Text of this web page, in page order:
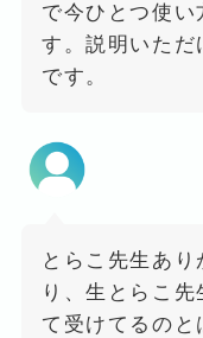
で今ひとつ使い
す。説明いただ
です。
とらこ先生あ
り、生とらこ
て受けてるの